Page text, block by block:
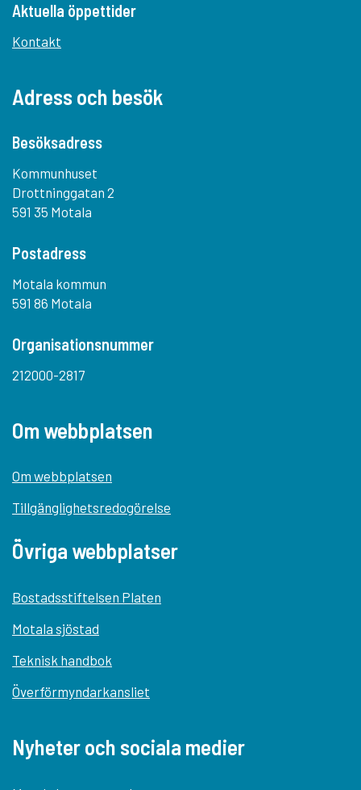
Aktuella öppettider
Kontakt
Adress och besök
Besöksadress
Kommunhuset
Drottninggatan 2
591 35 Motala
Postadress
Motala kommun
591 86 Motala
Organisationsnummer
212000-2817
Om webbplatsen
Om webbplatsen
Tillgänglighetsredogörelse
Övriga webbplatser
Bostadsstiftelsen Platen
Motala sjöstad
Teknisk handbok
Överförmyndarkansliet
Nyheter och sociala medier